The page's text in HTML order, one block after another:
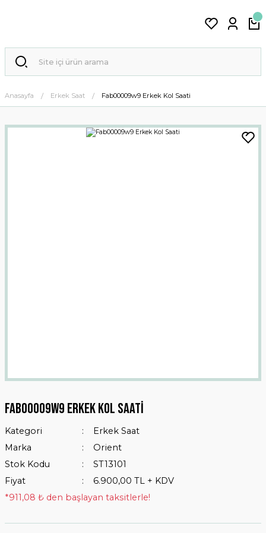
Anasayfa Erkek Saat Fab00009w9 Erkek Kol Saati
Fab00009w9 Erkek Kol Saati
Kategori
Erkek Saat
Marka
Orient
Stok Kodu
ST13101
Fiyat
6.900,00 TL + KDV
*911,08 ₺ den başlayan taksitlerle!